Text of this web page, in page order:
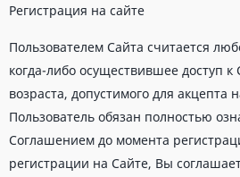
Регистрация на сайте
Пользователем Сайта считается
когда-либо осуществившее доступ к
возраста, допустимого для акцепта
Пользователь обязан полностью
Соглашением до момента
регистрации на Сайте, Вы